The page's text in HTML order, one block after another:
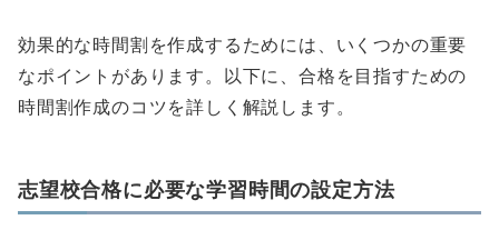
効果的な時間割を作成するためには、いくつかの重要
なポイントがあります。以下に、合格を目指すための
時間割作成のコツを詳しく解説します。
志望校合格に必要な学習時間の設定方法